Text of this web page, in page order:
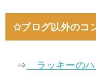
✩ブログ以外のコ
⇒ ラッキーのハ